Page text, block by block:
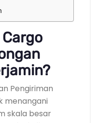
Pengiriman
menangani
skala besar